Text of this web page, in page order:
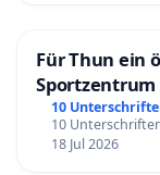
Für Thun ein
Sportzentrum
10
10
18 Jul 2026